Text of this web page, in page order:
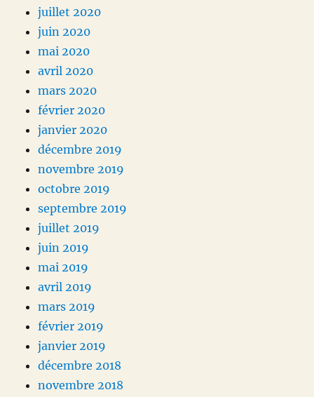
juillet 2020
juin 2020
mai 2020
avril 2020
mars 2020
février 2020
janvier 2020
décembre 2019
novembre 2019
octobre 2019
septembre 2019
juillet 2019
juin 2019
mai 2019
avril 2019
mars 2019
février 2019
janvier 2019
décembre 2018
novembre 2018